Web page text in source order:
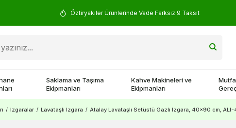
Öztiryakiler Ürünlerinde Vade Farksız 9 Taksit
Saklama ve Taşıma
Ekipmanları
Kahve Makineleri ve
Ekipmanları
/ Izgaralar / Lavataşlı Izgara / Atalay Lavataşlı Setüstü Gazlı Izgara, 40x90 cm,